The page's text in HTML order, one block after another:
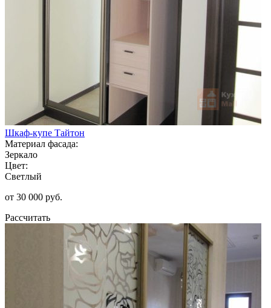
Шкаф-купе Тайтон
Материал фасада:
Зеркало
Цвет:
Светлый
от 30 000 руб.
Рассчитать